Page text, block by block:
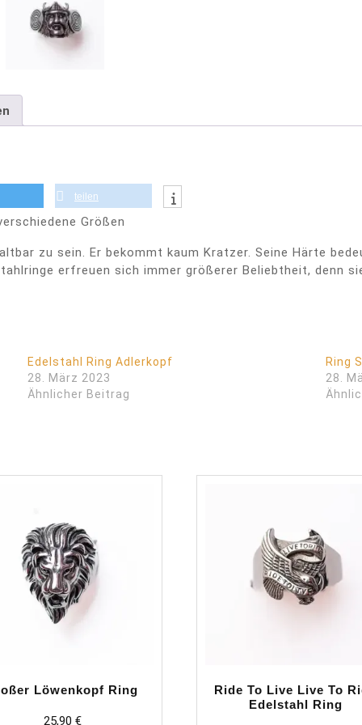
teilen
Größen
zu sein. Er bekommt kaum Kratzer. Seine Härte
erfreuen sich immer größerer Beliebtheit, denn
Edelstahl Ring Adlerkopf
28. März 2023
Ähnlicher Beitrag
Ring
28.
Löwenkopf Ring
25,90 €
Ride To Live Live To
Edelstahl Ring